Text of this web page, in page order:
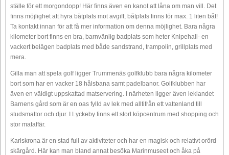
ställe för ett morgondopp! Här finns även en kanot att låna om man vill. Det
finns möjlighet att hyra båtplats mot avgift, båtplats finns för max. 1 liten båt!
Ta kontakt innan för att få mer information om denna möjlighet. Bara några
kilometer bort finns en bra, barnvänlig badplats som heter Knipehall- en
vackert belägen badplats med både sandstrand, trampolin, grillplats med
mera.
Gilla man att spela golf ligger Trummenäs golfklubb bara några kilometer
bort som har en vacker 18 hålsbana samt padelbanor. Golfklubben har
även en väldigt uppskattad matservering. I närheten ligger även leklandet
Barnens gård som är en oas fylld av lek med alltifrån ett vattenland till
studsmattor och djur. I Lyckeby finns ett stort köpcentrum med shopping och
stor mataffär.
Karlskrona är en stad full av aktiviteter och har en magisk och relativt orörd
skärgård. Här kan man bland annat besöka Marinmuseet och åka på